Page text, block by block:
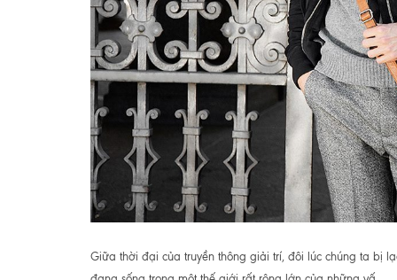
Giữa thời đại của truyền thông giải trí, đôi lúc chúng ta bị